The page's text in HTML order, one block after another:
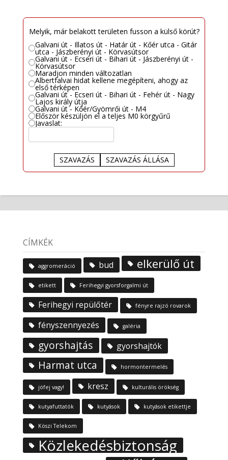
Melyik, már belakott területen fusson a külső körút?
Galvani út - Illatos út - Határ út - Kőér utca - Gitár
utca - Jászberényi út - Körvasútsor
Galvani út - Ecseri út - Bihari út - Jászberényi út -
Körvasútsor
Maradjon minden változatlan
Albertfalvai hidat kellene megépíteni, ahogy az
első térképen
Galvani út - Ecseri út - Bihari út - Fehér út - Nagy
Lajos király útja
Galvani út - Kőér/Gyömrői út - M4
Először készüljön el a teljes M0 körgyűrű
Javaslat:
SZAVAZÁS SZAVAZÁS ÁLLÁSA
CÍMKÉK
aggromeráció bud elkerülő út
etikett Ferihegyi gyorsforgalmi út
Ferihegyi repülőtér fényre rajzó rovarok
fényszennyezés galéria
gyorshajtás gyorshajtók
Harmat utca hormontermelés
jófej vagy! kresz kulturális örökség
kutyafuttatók kutyások kutyások etikettje
Köszi Telekom
Közlekedésbiztonság